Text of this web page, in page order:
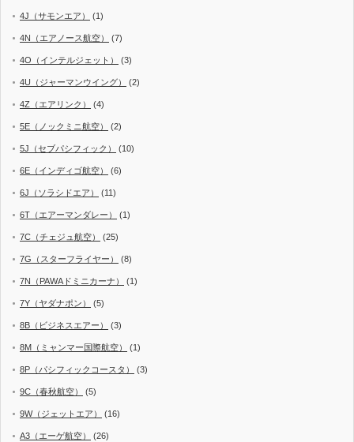
4J（サモンエア） (1)
4N（エアノース航空） (7)
4O（インテルジェット） (3)
4U（ジャーマンウイング） (2)
4Z（エアリンク） (4)
5E（ノックミニ航空） (2)
5J（セブパシフィック） (10)
6E（インディゴ航空） (6)
6J（ソラシドエア） (11)
6T（エアーマンダレー） (1)
7C（チェジュ航空） (25)
7G（スターフライヤー） (8)
7N（PAWAドミニカーナ） (1)
7Y（ヤダナポン） (5)
8B（ビジネスエアー） (3)
8M（ミャンマー国際航空） (1)
8P（パシフィックコースタ） (3)
9C（春秋航空） (5)
9W（ジェットエア） (16)
A3（エーゲ航空） (26)